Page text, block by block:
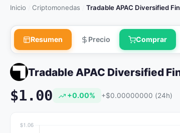
Inicio Criptomonedas Tradable APAC Diversified
Resumen Precio Comprar
Tradable APAC Diversified
$1.00 +0.00% +$0.00000000 (24h)